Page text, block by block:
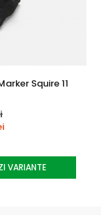
aer cald
le tine in
intrarea sau
si mai larga
Squire 11
VARIANTE